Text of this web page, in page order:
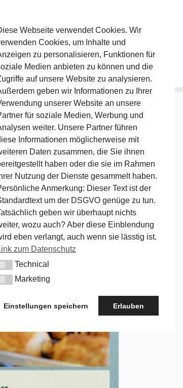
um Pommelsbrunn
Webseite verwendet Cookies. Wir
Cookies, um Inhalte und
zu personalisieren, Funktionen für
Medien anbieten zu können und die
auf unsere Website zu analysieren.
geben wir Informationen zu Ihrer
unserer Website an unsere
für soziale Medien, Werbung und
weiter. Unsere Partner führen
Informationen möglicherweise mit
Daten zusammen, die Sie ihnen
haben oder die sie im Rahmen
Ihrer Nutzung der Dienste gesammelt haben.
Anmerkung: Dieser Text ist der
um der DSGVO genüge zu tun.
geben wir überhaupt nichts
wozu auch? Aber diese Einblendung
eben verlangt, auch wenn sie lässtig ist.
zum Datenschutz
TechnicalTechnical
MarketingMarketing
Einstellungen speichern Erlauben